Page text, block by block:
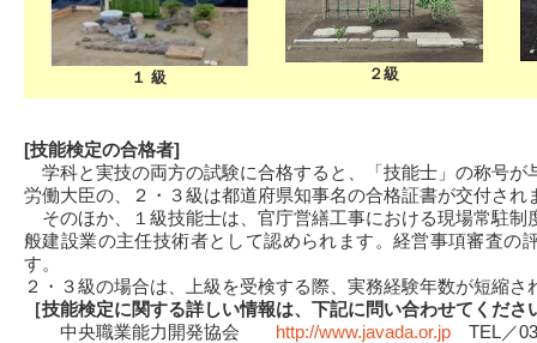
１ 級 ２級
[技能検定の合格者]
学科と実技の両方の試験に合格すると、「技能士」の称号が
労働大臣の、２・３級は都道府県知事名の合格証書が交付され
そのほか、１級技能士は、官庁営繕工事における現場常駐制
般建設業の主任技術者として認められます。経営事項審査の
す。
２・３級の場合は、上級を受検する際、実務経験年数が短縮さ
［技能検定に関する詳しい情報は、下記に問い合わせてくださ
中央職業能力開発協会 http://www.javada.or.jp TEL／